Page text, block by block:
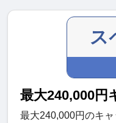
ス
最大240,000円
最大240,000円のキ